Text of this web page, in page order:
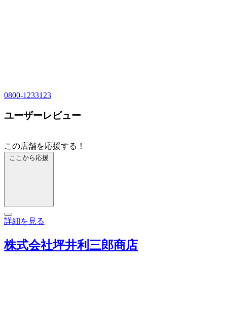
0800-1233123
ユーザーレビュー
この店舗を応援する！
ここから応援
詳細を見る
株式会社坪井利三郎商店